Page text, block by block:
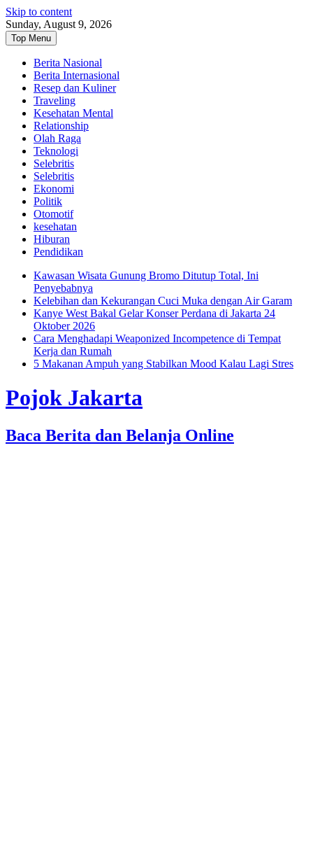
Skip to content
Sunday, August 9, 2026
Top Menu
Berita Nasional
Berita Internasional
Resep dan Kuliner
Traveling
Kesehatan Mental
Relationship
Olah Raga
Teknologi
Selebritis
Selebritis
Ekonomi
Politik
Otomotif
kesehatan
Hiburan
Pendidikan
Kawasan Wisata Gunung Bromo Ditutup Total, Ini
Penyebabnya
Kelebihan dan Kekurangan Cuci Muka dengan Air Garam
Kanye West Bakal Gelar Konser Perdana di Jakarta 24
Oktober 2026
Cara Menghadapi Weaponized Incompetence di Tempat
Kerja dan Rumah
5 Makanan Ampuh yang Stabilkan Mood Kalau Lagi Stres
Pojok Jakarta
Baca Berita dan Belanja Online